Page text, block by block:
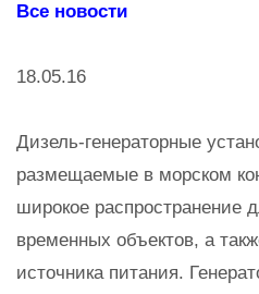
Все новости
18.05.16
Дизель-генераторные
размещаемые в морском
широкое распространение
временных объектов, а
источника питания.